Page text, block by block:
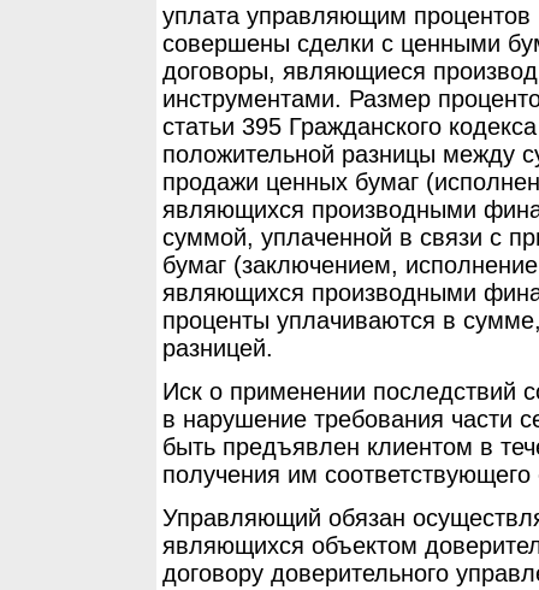
уплата управляющим
совершены сделки с ценными
договоры, являющиеся
инструментами. Размер
статьи 395 Гражданского
положительной разницы между
продажи ценных бумаг
являющихся производными
суммой, уплаченной в связи с
бумаг (заключением,
являющихся производными
проценты уплачиваются в
разницей.
Иск о применении последствий
в нарушение требования части
быть предъявлен клиентом в
получения им
Управляющий обязан
являющихся объектом
договору доверительного